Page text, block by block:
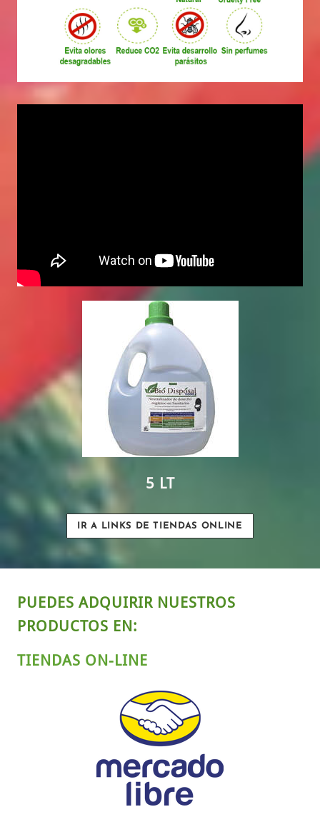
5 LT
IR A LINKS DE TIENDAS ONLINE
PUEDES ADQUIRIR NUESTROS
PRODUCTOS EN:
TIENDAS ON-LINE